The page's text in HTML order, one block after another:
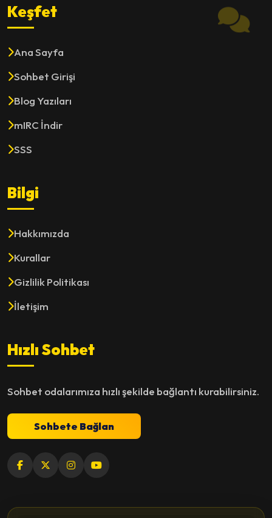
Keşfet
Ana Sayfa
Sohbet Girişi
Blog Yazıları
mIRC İndir
SSS
Bilgi
Hakkımızda
Kurallar
Gizlilik Politikası
İletişim
Hızlı Sohbet
Sohbet odalarımıza hızlı şekilde bağlantı kurabilirsiniz.
Sohbete Bağlan